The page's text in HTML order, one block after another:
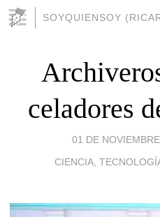
SOYQUIENSOY
celadores
01 DE
CIENCIA,